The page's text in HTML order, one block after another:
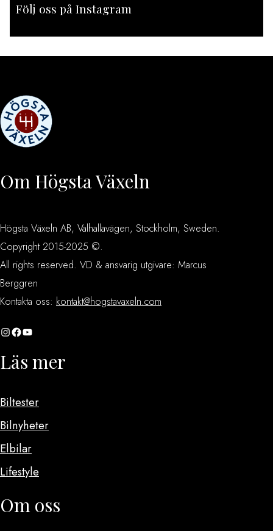
Följ oss på Instagram
Om Högsta Växeln
Högsta Växeln AB, Valhallavägen, Stockholm, Sweden.
Copyright 2015-2025 ©.
All rights reserved. VD & ansvarig utgivare: Marcus
Berggren
Kontakta oss: kontakt@hogstavaxeln.com
InstagramFacebook YouTube
Läs mer
Biltester
Bilnyheter
Elbilar
Lifestyle
Om oss